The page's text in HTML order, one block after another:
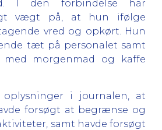
I den forbindelse har
vægt på, at hun ifølge
vred og opkørt. Hun
tæt på personalet samt
med morgenmad og kaffe
i journalen, at
forsøgt at begrænse og
samt havde forsøgt